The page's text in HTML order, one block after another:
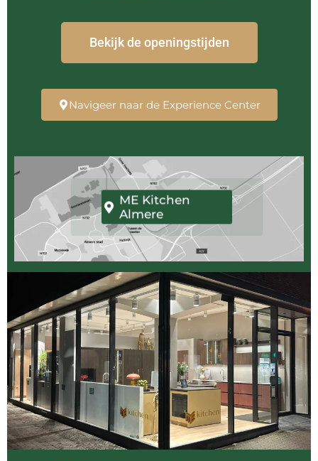
Bekijk de openingstijden
Navigeer naar de Experience Center
ME Kitchen
Almere